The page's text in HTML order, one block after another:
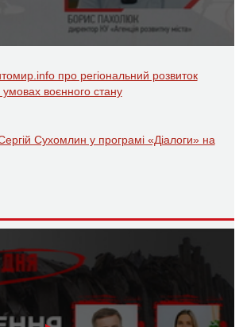
про регіональний розвиток
воєнного стану
Сухомлин у програмі «Діалоги» на